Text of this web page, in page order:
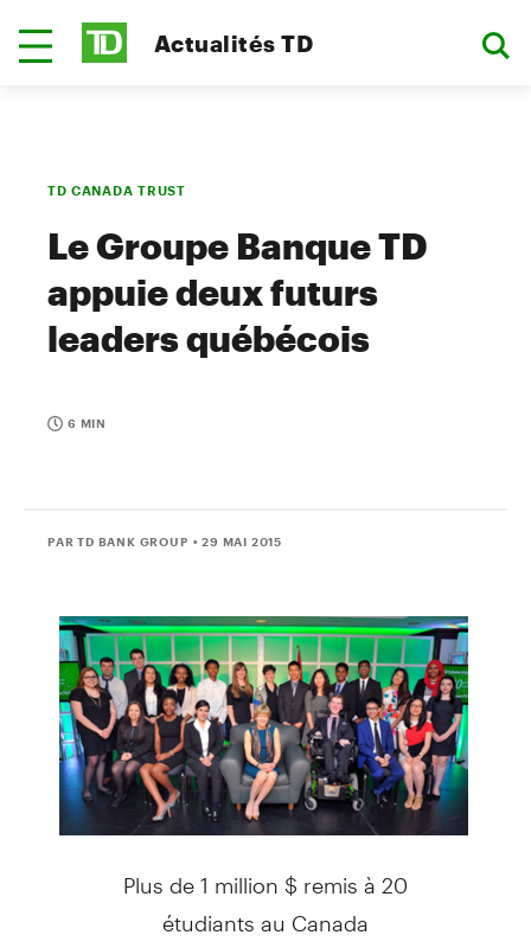
Actualités TD
TD CANADA TRUST
Le Groupe Banque TD
appuie deux futurs
leaders québécois
6 MIN
PAR TD BANK GROUP • 29 MAI 2015
Plus de 1 million $ remis à 20
étudiants au Canada